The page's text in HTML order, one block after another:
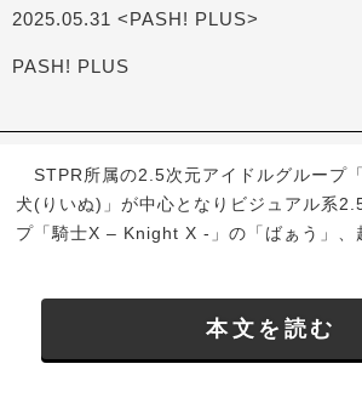
2025.05.31 <PASH! PLUS>
PASH! PLUS
STPR所属の2.5次元アイドルグループ
犬(りいぬ)」が中心となりビジュアル系
プ「騎士X – Knight X -」の「ばぁう」、
本文を読む